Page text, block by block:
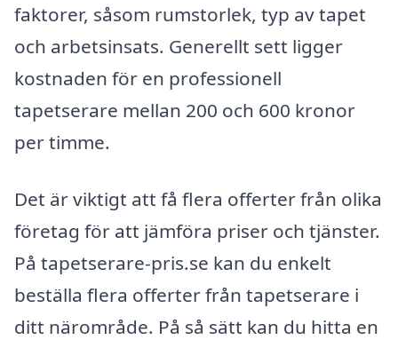
faktorer, såsom rumstorlek, typ av tapet
och arbetsinsats. Generellt sett ligger
kostnaden för en professionell
tapetserare mellan 200 och 600 kronor
per timme.
Det är viktigt att få flera offerter från olika
företag för att jämföra priser och tjänster.
På tapetserare-pris.se kan du enkelt
beställa flera offerter från tapetserare i
ditt närområde. På så sätt kan du hitta en